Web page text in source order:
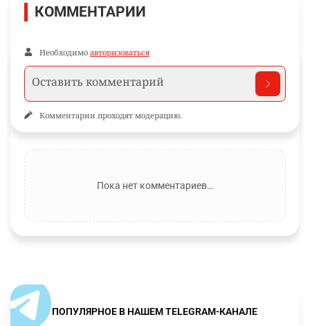
КОММЕНТАРИИ
Необходимо авторизоваться
Комментарии проходят модерацию.
Пока нет комментариев…
ПОПУЛЯРНОЕ В НАШЕМ TELEGRAM-КАНАЛЕ